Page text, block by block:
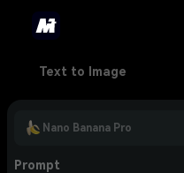
Text to Image
Nano Banana Pro
Prompt